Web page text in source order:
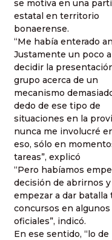
se motiva en una
estatal en territorio
bonaerense.
“Me había enterado
Justamente un poco
decidir la
grupo acerca de un
mecanismo
dedo de ese tipo de
situaciones en la
nunca me involucré
eso, sólo en
tareas”, explicó
“Pero habíamos
decisión de abrirnos y
empezar a dar
concursos en algunos
oficiales”, indicó.
En ese sentido, “lo